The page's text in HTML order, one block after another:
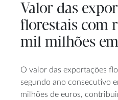
Valor das
florestais com
mil milhões
O valor das exportações
segundo ano consecutivo
milhões de euros,